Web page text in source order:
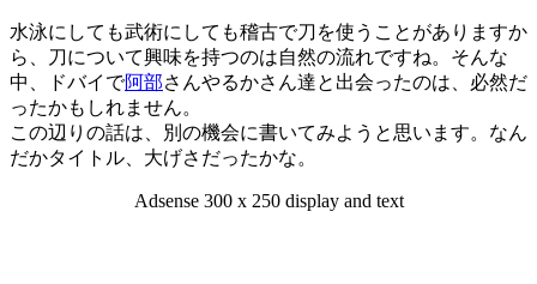
水泳にしても武術にしても稽古で刀を使うことがありますか
ら、刀について興味を持つのは自然の流れですね。そんな
中、ドバイで阿部さんやるかさん達と出会ったのは、必然だ
ったかもしれません。
この辺りの話は、別の機会に書いてみようと思います。なん
だかタイトル、大げさだったかな。
Adsense 300 x 250 display and text